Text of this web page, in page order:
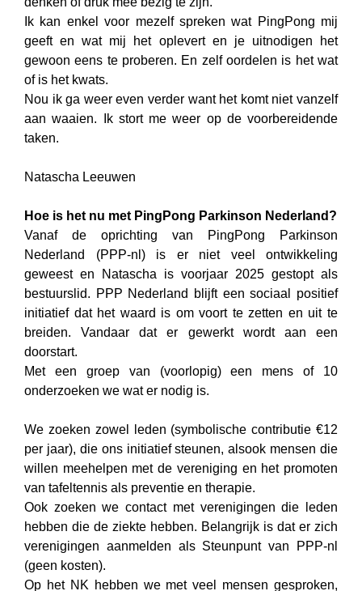
Ik kan enkel voor mezelf spreken wat PingPong mij
geeft en wat mij het oplevert en je uitnodigen het
gewoon eens te proberen. En zelf oordelen is het wat
of is het kwats.
Nou ik ga weer even verder want het komt niet vanzelf
aan waaien. Ik stort me weer op de voorbereidende
taken.
Natascha Leeuwen
Hoe is het nu met PingPong Parkinson Nederland?
Vanaf de oprichting van PingPong Parkinson
Nederland (PPP-nl) is er niet veel ontwikkeling
geweest en Natascha is voorjaar 2025 gestopt als
bestuurslid. PPP Nederland blijft een sociaal positief
initiatief dat het waard is om voort te zetten en uit te
breiden. Vandaar dat er gewerkt wordt aan een
doorstart.
Met een groep van (voorlopig) een mens of 10
onderzoeken we wat er nodig is.
We zoeken zowel leden (symbolische contributie €12
per jaar), die ons initiatief steunen, alsook mensen die
willen meehelpen met de vereniging en het promoten
van tafeltennis als preventie en therapie.
Ook zoeken we contact met verenigingen die leden
hebben die de ziekte hebben. Belangrijk is dat er zich
verenigingen aanmelden als Steunpunt van PPP-nl
(geen kosten).
Op het NK hebben we met veel mensen gesproken,